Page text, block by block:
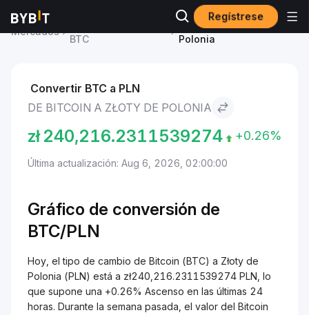
Regístrese
Mercados
BTC
Bitcoin to Złoty de
Polonia
Convertir BTC a PLN
DE BITCOIN A ZŁOTY DE POLONIA
zł 240,216.2311539274 +0.26%
Última actualización: Aug 6, 2026, 02:00:00
Gráfico de conversión de
BTC/PLN
Hoy, el tipo de cambio de Bitcoin (BTC) a Złoty de
Polonia (PLN) está a zł240,216.2311539274 PLN, lo
que supone una +0.26% Ascenso en las últimas 24
horas. Durante la semana pasada, el valor del Bitcoin